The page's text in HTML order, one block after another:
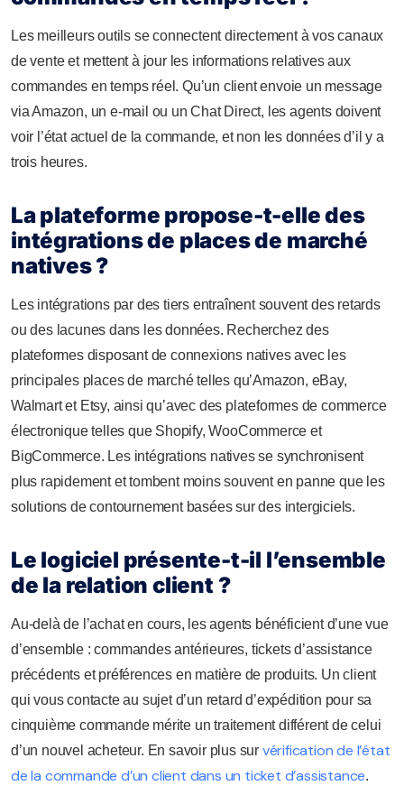
Les meilleurs outils se connectent directement à vos canaux
de vente et mettent à jour les informations relatives aux
commandes en temps réel. Qu’un client envoie un message
via Amazon, un e-mail ou un Chat Direct, les agents doivent
voir l’état actuel de la commande, et non les données d’il y a
trois heures.
La plateforme propose-t-elle des
intégrations de places de marché
natives ?
Les intégrations par des tiers entraînent souvent des retards
ou des lacunes dans les données. Recherchez des
plateformes disposant de connexions natives avec les
principales places de marché telles qu’Amazon, eBay,
Walmart et Etsy, ainsi qu’avec des plateformes de commerce
électronique telles que Shopify, WooCommerce et
BigCommerce. Les intégrations natives se synchronisent
plus rapidement et tombent moins souvent en panne que les
solutions de contournement basées sur des intergiciels.
Le logiciel présente-t-il l’ensemble
de la relation client ?
Au-delà de l’achat en cours, les agents bénéficient d’une vue
d’ensemble : commandes antérieures, tickets d’assistance
précédents et préférences en matière de produits. Un client
qui vous contacte au sujet d’un retard d’expédition pour sa
cinquième commande mérite un traitement différent de celui
d’un nouvel acheteur. En savoir plus sur vérification de l’état
de la commande d’un client dans un ticket d’assistance.